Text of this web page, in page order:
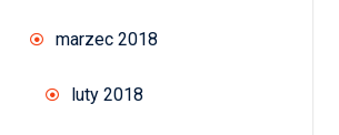
marzec 2018
luty 2018